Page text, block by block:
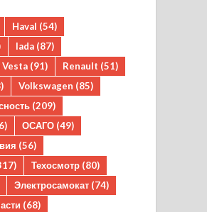
Haval (54)
lada (87)
Vesta (91) Renault (51)
Volkswagen (85)
(209)
ОСАГО (49)
(56)
Техосмотр (80)
Электросамокат (74)
(68)